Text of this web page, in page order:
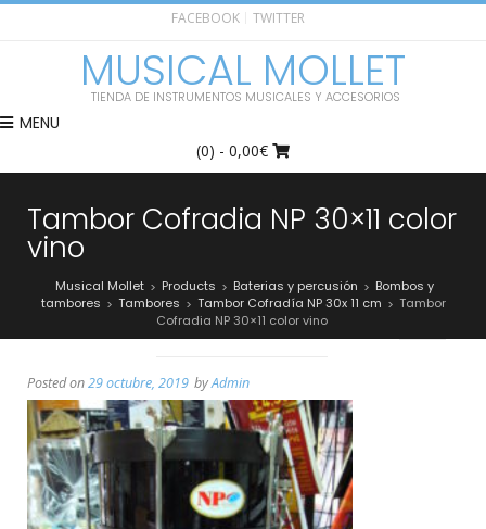
FACEBOOK TWITTER
MUSICAL MOLLET
TIENDA DE INSTRUMENTOS MUSICALES Y ACCESORIOS
MENU
(0) - 0,00€
Tambor Cofradia NP 30×11 color
vino
Musical Mollet > Products > Baterias y percusión > Bombos y
tambores > Tambores > Tambor Cofradía NP 30x 11 cm > Tambor
Cofradia NP 30×11 color vino
Posted on29 octubre, 2019 byAdmin